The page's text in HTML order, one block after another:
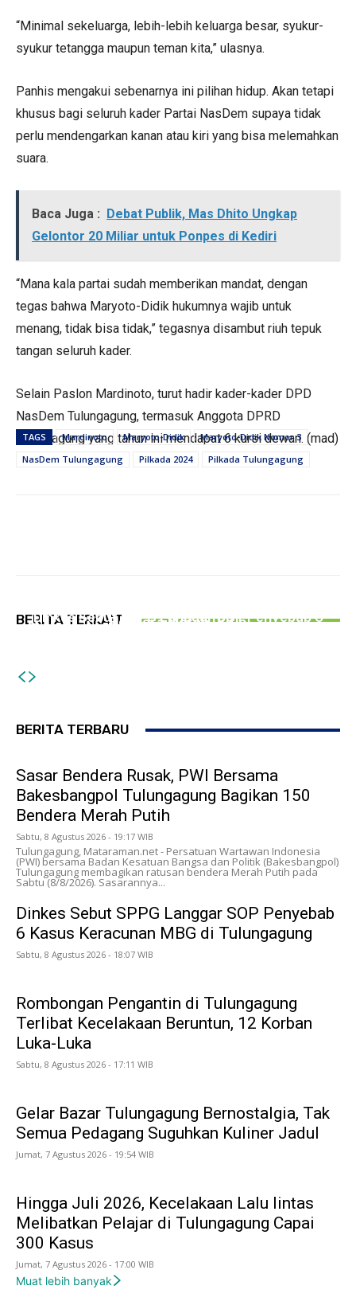
“Minimal sekeluarga, lebih-lebih keluarga besar, syukur-
syukur tetangga maupun teman kita,” ulasnya.
Panhis mengakui sebenarnya ini pilihan hidup. Akan tetapi
khusus bagi seluruh kader Partai NasDem supaya tidak
perlu mendengarkan kanan atau kiri yang bisa melemahkan
suara.
Baca Juga : Debat Publik, Mas Dhito Ungkap
Gelontor 20 Miliar untuk Ponpes di Kediri
“Mana kala partai sudah memberikan mandat, dengan
tegas bahwa Maryoto-Didik hukumnya wajib untuk
menang, tidak bisa tidak,” tegasnya disambut riuh tepuk
tangan seluruh kader.
Selain Paslon Mardinoto, turut hadir kader-kader DPD
NasDem Tulungagung, termasuk Anggota DPRD
Tulungagung yang tahun ini mendapat 6 kursi dewan. (mad)
TAGS Mardinoto Maryoto-Didik
Maryoto-Didik Nomor 3
NasDem Tulungagung
Pilkada 2024 Pilkada Tulungagung
BERITA TERKAITBendera Merah Putih
Dinkes Sebut SPPG Langgar SOP Penyebab 6
Rombongan Pengantin di Tulungagung Terlibat
BERITA TERBARU
Sasar Bendera Rusak, PWI Bersama
Bakesbangpol Tulungagung Bagikan 150
Bendera Merah Putih
Sabtu, 8 Agustus 2026 - 19:17 WIB
Tulungagung, Mataraman.net - Persatuan Wartawan Indonesia
(PWI) bersama Badan Kesatuan Bangsa dan Politik (Bakesbangpol)
Tulungagung membagikan ratusan bendera Merah Putih pada
Sabtu (8/8/2026). Sasarannya...
Dinkes Sebut SPPG Langgar SOP Penyebab
6 Kasus Keracunan MBG di Tulungagung
Sabtu, 8 Agustus 2026 - 18:07 WIB
Rombongan Pengantin di Tulungagung
Terlibat Kecelakaan Beruntun, 12 Korban
Luka-Luka
Sabtu, 8 Agustus 2026 - 17:11 WIB
Gelar Bazar Tulungagung Bernostalgia, Tak
Semua Pedagang Suguhkan Kuliner Jadul
Jumat, 7 Agustus 2026 - 19:54 WIB
Hingga Juli 2026, Kecelakaan Lalu lintas
Melibatkan Pelajar di Tulungagung Capai
300 Kasus
Jumat, 7 Agustus 2026 - 17:00 WIB
Muat lebih banyak